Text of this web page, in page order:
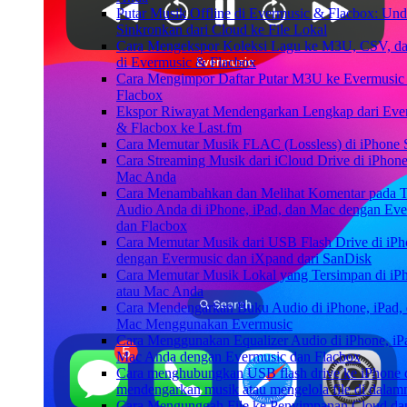
Putar Musik Offline di Evermusic & Flacbox:
Sinkronkan dari Cloud ke File Lokal
Cara Mengekspor Koleksi Lagu ke M3U, CSV,
di Evermusic & Flacbox
Cara Mengimpor Daftar Putar M3U ke Evermusic
Flacbox
Ekspor Riwayat Mendengarkan Lengkap dari
& Flacbox ke Last.fm
Cara Memutar Musik FLAC (Lossless) di iPhone
Cara Streaming Musik dari iCloud Drive di
Mac Anda
Cara Menambahkan dan Melihat Komentar pada
Audio Anda di iPhone, iPad, dan Mac dengan
dan Flacbox
Cara Memutar Musik dari USB Flash Drive di
dengan Evermusic dan iXpand dari SanDisk
Cara Memutar Musik Lokal yang Tersimpan di
atau Mac Anda
Cara Mendengarkan Buku Audio di iPhone, iPad,
Mac Menggunakan Evermusic
Cara Menggunakan Equalizer Audio di iPhone,
Mac Anda dengan Evermusic dan Flacbox
Cara menghubungkan USB flash drive ke iPhone
mendengarkan musik atau mengelola file di